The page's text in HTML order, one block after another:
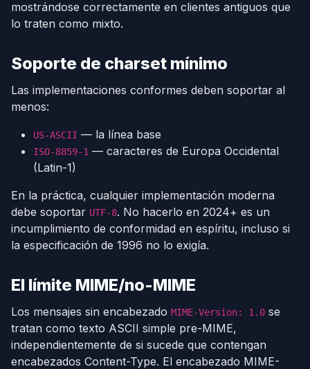
mostrándose correctamente en clientes antiguos que
lo traten como mixto.
Soporte de charset mínimo
Las implementaciones conformes deben soportar al
menos:
US-ASCII — la línea base
ISO-8859-1 — caracteres de Europa Occidental
(Latin-1)
En la práctica, cualquier implementación moderna
debe soportar UTF-8. No hacerlo en 2024+ es un
incumplimiento de conformidad en espíritu, incluso si
la especificación de 1996 no lo exigía.
El límite MIME/no-MIME
Los mensajes sin encabezado MIME-Version: 1.0 se
tratan como texto ASCII simple pre-MIME,
independientemente de si sucede que contengan
encabezados Content-Type. El encabezado MIME-